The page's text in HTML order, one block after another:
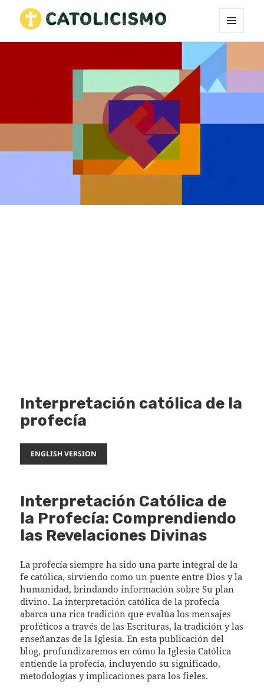
Catholicism
Interpretación católica de la
profecía
ENGLISH VERSION
Interpretación Católica de
la Profecía: Comprendiendo
las Revelaciones Divinas
La profecía siempre ha sido una parte integral de la
fe católica, sirviendo como un puente entre Dios y la
humanidad, brindando información sobre Su plan
divino. La interpretación católica de la profecía
abarca una rica tradición que evalúa los mensajes
proféticos a través de las Escrituras, la tradición y las
enseñanzas de la Iglesia. En esta publicación del
blog, profundizaremos en cómo la Iglesia Católica
entiende la profecía, incluyendo su significado,
metodologías y implicaciones para los fieles.